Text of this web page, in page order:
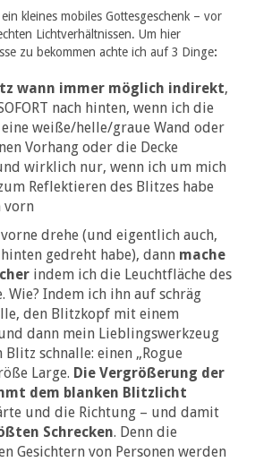
kleines mobiles Gottesgeschenk – vor
Lichtverhältnissen. Um hier
zu bekommen achte ich auf 3 Dinge:
wann immer möglich indirekt,
nach hinten, wenn ich die
weiße/helle/graue Wand oder
Vorhang oder die Decke
wirklich nur, wenn ich um mich
Reflektieren des Blitzes habe
vorn
drehe (und eigentlich auch,
gedreht habe), dann mache
indem ich die Leuchtfläche des
Wie? Indem ich ihn auf schräg
den Blitzkopf mit einem
dann mein Lieblingswerkzeug
schnalle: einen „Rogue
Large. Die Vergrößerung der
dem blanken Blitzlicht
und die Richtung – und damit
Schrecken. Denn die
Gesichtern von Personen werden